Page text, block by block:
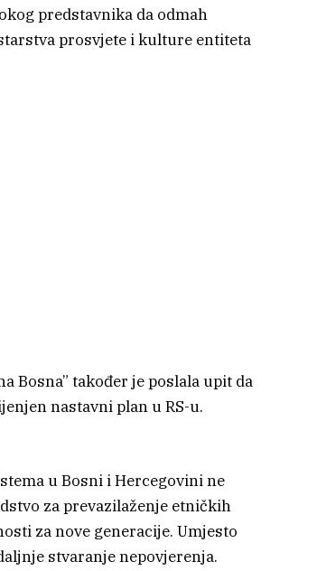
predstavnika da odmah
prosvjete i kulture entiteta
Bosna” također je poslala upit da
nastavni plan u RS-u.
u Bosni i Hercegovini ne
za prevazilaženje etničkih
za nove generacije. Umjesto
stvaranje nepovjerenja.